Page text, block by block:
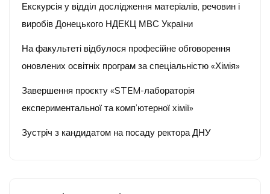
Екскурсія у відділ дослідження матеріалів, речовин і
виробів Донецького НДЕКЦ МВС України
На факультеті відбулося професійне обговорення
оновлених освітніх програм за спеціальністю «Хімія»
Завершення проєкту «STEM-лабораторія
експериментальної та комп’ютерної хімії»
Зустріч з кандидатом на посаду ректора ДНУ